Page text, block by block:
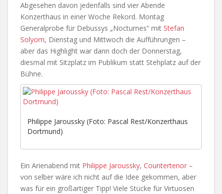
Abgesehen davon jedenfalls sind vier Abende
Konzerthaus in einer Woche Rekord. Montag
Generalprobe für Debussys „Nocturnes“ mit Stefan
Solyom, Dienstag und Mittwoch die Aufführungen –
aber das Highlight war dann doch der Donnerstag,
diesmal mit Sitzplatz im Publikum statt Stehplatz auf der
Bühne.
Philippe Jaroussky (Foto: Pascal Rest/Konzerthaus
Dortmund)
Ein Arienabend mit Philippe Jaroussky, Countertenor –
von selber wäre ich nicht auf die Idee gekommen, aber
was für ein großartiger Tipp! Viele Stücke für Virtuosen